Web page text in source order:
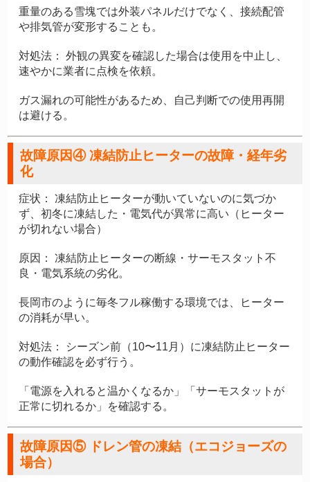
重量のある雪塊では外装パネルだけでなく、接続配管
や排気管が変形することも。
対処法：
外観の異変を確認した場合は使用を中止し、
速やかに業者に点検を依頼。
ガス漏れの可能性があるため、自己判断での使用再開
は避ける。
故障原因④ 凍結防止ヒーターの故障・経年劣
化
症状：
凍結防止ヒーターが動いていないのに気づか
ず、初冬に凍結した・電気代が異常に高い（ヒーター
が切れない場合）
原因：
凍結防止ヒーターの断線・サーモスタット不
良・電気系統の劣化。
長岡市のように毎冬フル稼働する環境では、ヒーター
の消耗が早い。
対処法：
シーズン前（10〜11月）に凍結防止ヒーター
の動作確認を必ず行う。
「電源を入れると温かくなるか」「サーモスタットが
正常に切れるか」を確認する。
故障原因⑤ ドレン管の凍結（エコジョーズの
場合）